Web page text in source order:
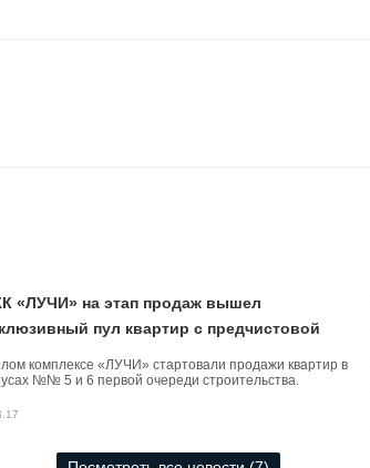
«ЛУЧИ» на этап продаж вышел
пул квартир с предчистовой
комплексе «ЛУЧИ» стартовали продажи квартир в
№№ 5 и 6 первой очереди строительства.